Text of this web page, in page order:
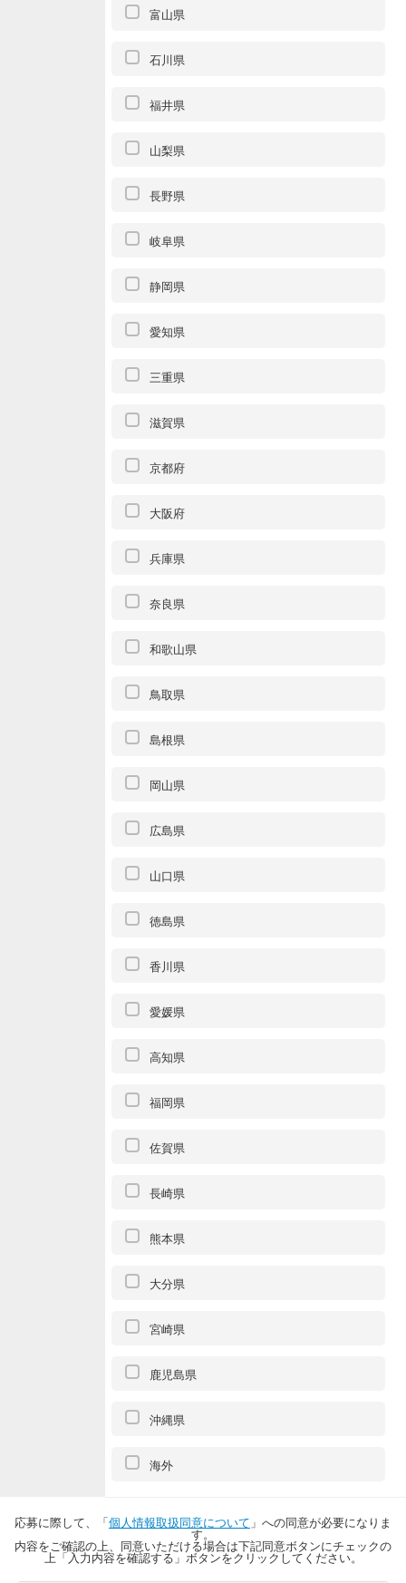
富山県
石川県
福井県
山梨県
長野県
岐阜県
静岡県
愛知県
三重県
滋賀県
京都府
大阪府
兵庫県
奈良県
和歌山県
鳥取県
島根県
岡山県
広島県
山口県
徳島県
香川県
愛媛県
高知県
福岡県
佐賀県
長崎県
熊本県
大分県
宮崎県
鹿児島県
沖縄県
海外
応募に際して、「個人情報取扱同意について 」への同意が必要になりま
す。
内容をご確認の上、同意いただける場合は下記同意ボタンにチェックの
上「入力内容を確認する」ボタンをクリックしてください。